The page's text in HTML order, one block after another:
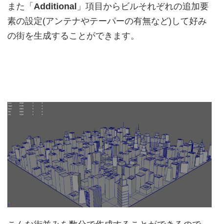
また「 Additional 」項目からビルそれぞれの追加要
素の設定(アンテナやテーパーの有無など)して好み
の街を生成することができます。